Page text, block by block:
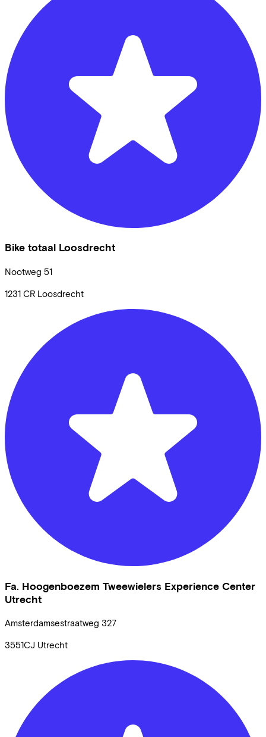
Bike totaal Loosdrecht
Nootweg 51
1231 CR Loosdrecht
Fa. Hoogenboezem Tweewielers Experience Center
Utrecht
Amsterdamsestraatweg 327
3551CJ Utrecht